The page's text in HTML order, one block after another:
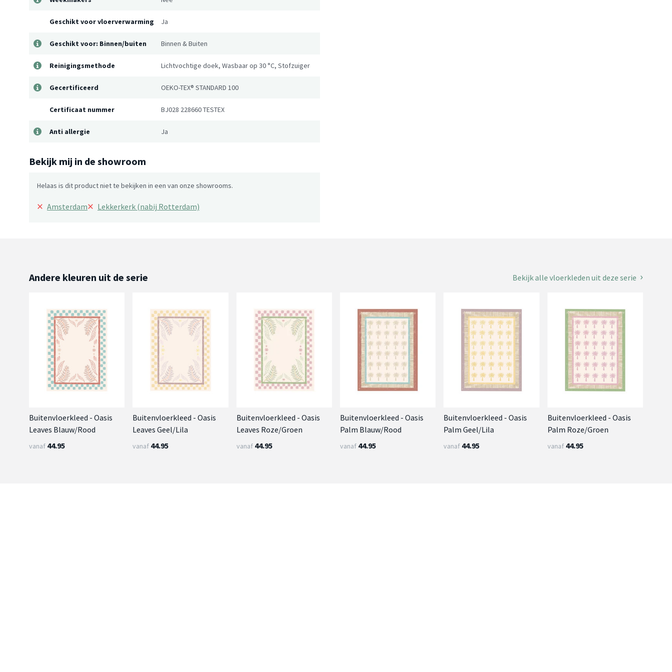
Geschikt voor vloerverwarming Ja
Geschikt voor: Binnen/buiten Binnen & Buiten
Reinigingsmethode Lichtvochtige doek, Wasbaar op 30 °C, Stofzuiger
Gecertificeerd OEKO-TEX® STANDARD 100
Certificaat nummer BJ028 228660 TESTEX
Anti allergie Ja
Bekijk mij in de showroom
Helaas is dit product niet te bekijken in een van onze showrooms.
× Amsterdam× Lekkerkerk (nabij Rotterdam)
Andere kleuren uit de serie Bekijk alle vloerkleden uit deze serie
Buitenvloerkleed - Oasis
Leaves Blauw/Rood
vanaf 44.95
Buitenvloerkleed - Oasis
Leaves Geel/Lila
vanaf 44.95
Buitenvloerkleed - Oasis
Leaves Roze/Groen
vanaf 44.95
Buitenvloerkleed - Oasis
Palm Blauw/Rood
vanaf 44.95
Buitenvloerkleed - Oasis
Palm Geel/Lila
vanaf 44.95
Buitenvloerkleed - Oasis
Palm Roze/Groen
vanaf 44.95